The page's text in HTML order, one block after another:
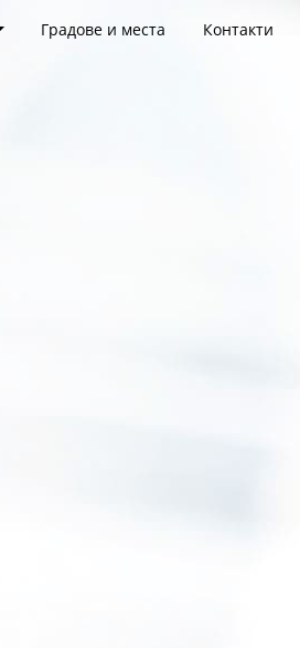
Градове и места Контакти